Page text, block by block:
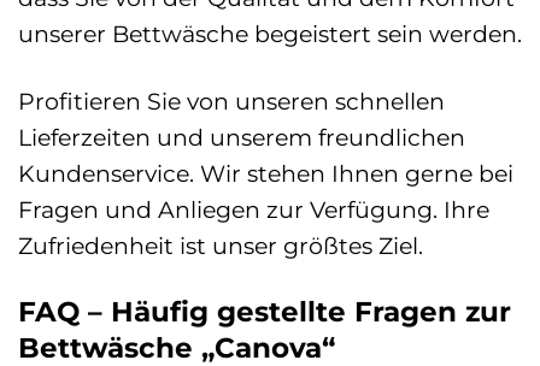
unserer Bettwäsche begeistert sein werden.
Profitieren Sie von unseren schnellen
Lieferzeiten und unserem freundlichen
Kundenservice. Wir stehen Ihnen gerne bei
Fragen und Anliegen zur Verfügung. Ihre
Zufriedenheit ist unser größtes Ziel.
FAQ – Häufig gestellte Fragen zur
Bettwäsche „Canova“